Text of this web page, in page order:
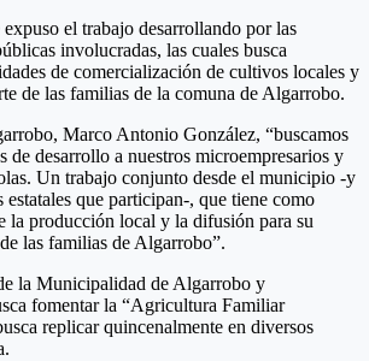
el trabajo desarrollando por las
involucradas, las cuales busca
de comercialización de cultivos locales y
de las familias de la comuna de Algarrobo.
Marco Antonio González, “buscamos
de desarrollo a nuestros microempresarios y
Un trabajo conjunto desde el municipio -y
estatales que participan-, que tiene como
la producción local y la difusión para su
las familias de Algarrobo”.
la Municipalidad de Algarrobo y
fomentar la “Agricultura Familiar
replicar quincenalmente en diversos